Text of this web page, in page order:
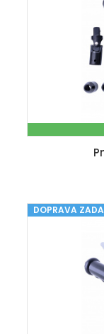
DOPRAVA